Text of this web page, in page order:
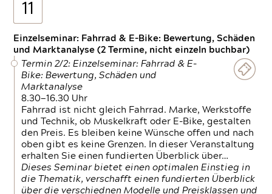
11
Einzelseminar: Fahrrad & E-Bike: Bewertung, Schäden
und Marktanalyse (2 Termine, nicht einzeln buchbar)
Termin 2/2: Einzelseminar: Fahrrad & E-
Bike: Bewertung, Schäden und
Marktanalyse
8.30—16.30 Uhr
Fahrrad ist nicht gleich Fahrrad. Marke, Werkstoffe
und Technik, ob Muskelkraft oder E-Bike, gestalten
den Preis. Es bleiben keine Wünsche offen und nach
oben gibt es keine Grenzen. In dieser Veranstaltung
erhalten Sie einen fundierten Überblick über…
Dieses Seminar bietet einen optimalen Einstieg in
die Thematik, verschafft einen fundierten Überblick
über die verschiednen Modelle und Preisklassen und